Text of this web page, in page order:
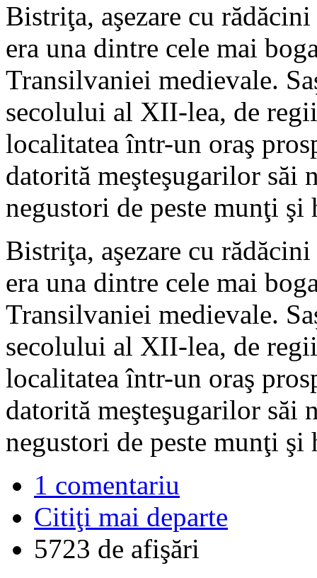
Bistriţa, aşezare cu rădăcini
era una dintre cele mai
Transilvaniei medievale.
secolului al XII-lea, de
localitatea într-un oraş
datorită meşteşugarilor săi
negustori de peste munţi şi
Bistriţa, aşezare cu rădăcini
era una dintre cele mai
Transilvaniei medievale.
secolului al XII-lea, de
localitatea într-un oraş
datorită meşteşugarilor săi
negustori de peste munţi şi
1 comentariu
Citiţi mai departe
5723 de afişări